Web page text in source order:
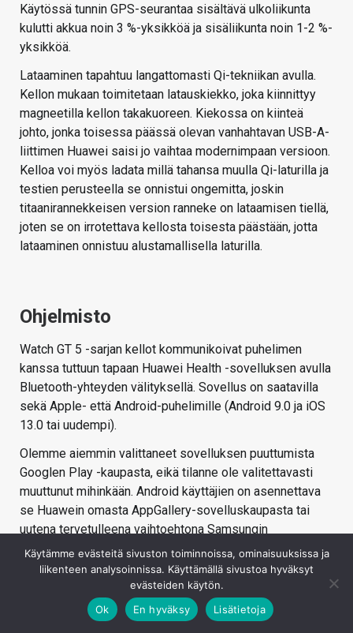
Käytössä tunnin GPS-seurantaa sisältävä ulkoliikunta
kulutti akkua noin 3 %-yksikköä ja sisäliikunta noin 1-2 %-
yksikköä.
Lataaminen tapahtuu langattomasti Qi-tekniikan avulla.
Kellon mukaan toimitetaan latauskiekko, joka kiinnittyy
magneetilla kellon takakuoreen. Kiekossa on kiinteä
johto, jonka toisessa päässä olevan vanhahtavan USB-A-
liittimen Huawei saisi jo vaihtaa modernimpaan versioon.
Kelloa voi myös ladata millä tahansa muulla Qi-laturilla ja
testien perusteella se onnistui ongemitta, joskin
titaanirannekkeisen version ranneke on lataamisen tiellä,
joten se on irrotettava kellosta toisesta päästään, jotta
lataaminen onnistuu alustamallisella laturilla.
Ohjelmisto
Watch GT 5 -sarjan kellot kommunikoivat puhelimen
kanssa tuttuun tapaan Huawei Health -sovelluksen avulla
Bluetooth-yhteyden välityksellä. Sovellus on saatavilla
sekä Apple- että Android-puhelimille (Android 9.0 ja iOS
13.0 tai uudempi).
Olemme aiemmin valittaneet sovelluksen puuttumista
Googlen Play -kaupasta, eikä tilanne ole valitettavasti
muuttunut mihinkään. Android käyttäjien on asennettava
se Huawein omasta AppGallery-sovelluskaupasta tai
uutena tervetulleena vaihtoehtona Samsungin
sovelluskaupasta. Samsungin ollessa markkinajohtaja
Suomessa tämä mahdollisuus helpottaa kellon
käyttöönottoa monilla käyttäjillä ja mahdollistaa sen
myös niissä työpuhelimissa, jossa sovellusten
asentaminen ulkopuolisista lähteistä on estettynä.
Käytämme evästeitä sivuston toiminnoissa, ominaisuuksissa ja
liikenteen analysoinnissa. Käyttämällä sivustoa hyväksyt
evästeiden käytön.
Ok
En hyväksy Lisätietoja